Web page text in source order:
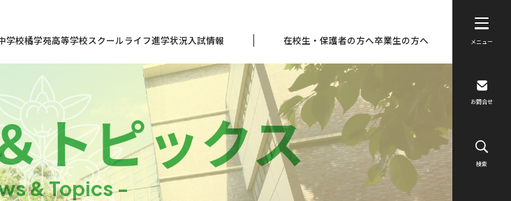
学校橘学苑高等学校スクールライフ進学状況入試情報 在校生・保護者の方へ卒業生の方へ メニュー
お問合せ
検索
トピックス
& Topics -